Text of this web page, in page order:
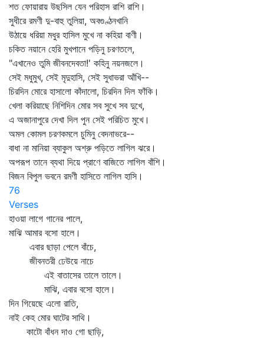
শত ফোয়ারায় উছসিল যেন পরিহাস রাশি রাশি।
সুধীরে রমণী দু-বাহু তুলিয়া, অবগুণ্ঠনখানি
উঠায়ে ধরিয়া মধুর হাসিল মুখে না কহিয়া বাণী।
চকিত নয়ানে হেরি মুখপানে পড়িনু চরণতলে,
"এখানেও তুমি জীবনদেবতা!' কহিনু নয়নজলে।
সেই মধুমুখ, সেই মৃদুহাসি, সেই সুধাভরা আঁখি--
চিরদিন মোরে হাসালো কাঁদালো, চিরদিন দিল ফাঁকি।
খেলা করিয়াছে নিশিদিন মোর সব সুখে সব দুখে,
এ অজানাপুরে দেখা দিল পুন সেই পরিচিত মুখে।
অমল কোমল চরণকমলে চুমিনু বেদনাভরে--
বাধা না মানিয়া ব্যাকুল অশ্রু পড়িতে লাগিল ঝরে।
অপরূপ তানে ব্যথা দিয়ে প্রাণে বাজিতে লাগিল বাঁশি।
বিজন বিপুল ভবনে রমণী হাসিতে লাগিল হাসি।
76
Verses
হাওয়া লাগে গানের পালে,
মাঝি আমার বসো হালে।
এবার ছাড়া পেলে বাঁচে,
জীবনতরী ঢেউয়ে নাচে
এই বাতাসের তালে তালে।
মাঝি, এবার বসো হালে।
দিন গিয়েছে এলো রাতি,
নাই কেহ মোর ঘাটের সাথি।
কাটো বাঁধন দাও গো ছাড়ি,